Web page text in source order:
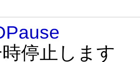
停止します